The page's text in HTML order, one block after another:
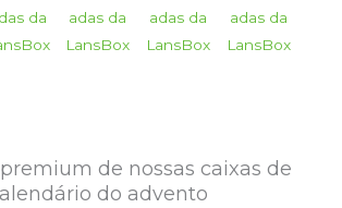
de nossas caixas de
do advento